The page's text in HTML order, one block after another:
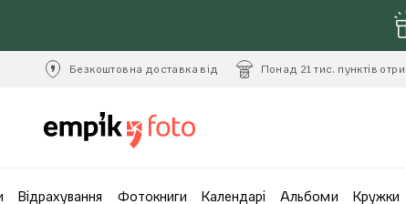
Безкоштовна доставка від Понад 21 тис. пунктів
Відрахування Фотокниги Календарі Альбоми Кружки